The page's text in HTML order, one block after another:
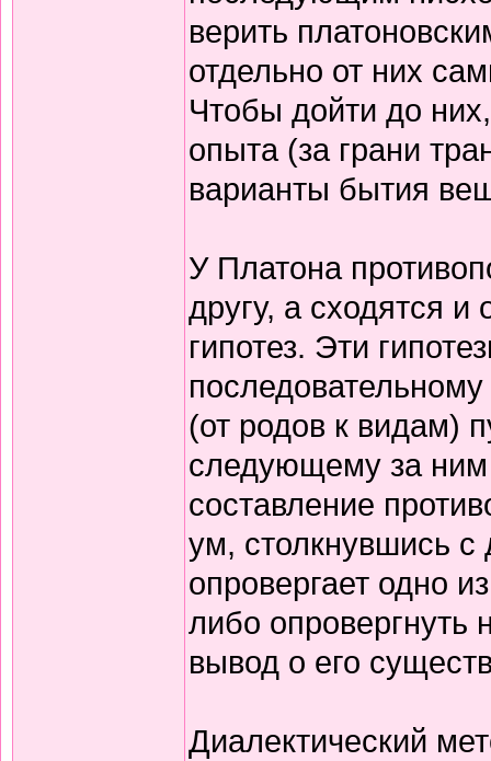
верить
отдельно от них
Чтобы дойти до
опыта (за грани
варианты бытия
У Платона
другу, а сходятся
гипотез. Эти
(от родов к видам)
следующему за ним
составление
ум, столкнувшись с
опровергает одно
либо опровергнуть
вывод о его
Диалектический